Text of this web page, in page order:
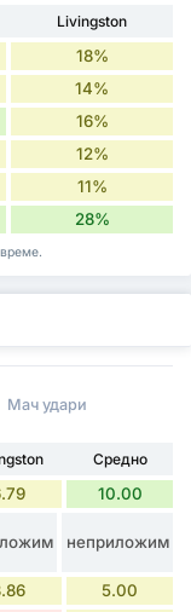
Livingston
18%
14%
16%
12%
11%
28%
Мач удари
Средно
10.00
неприложим
5.00